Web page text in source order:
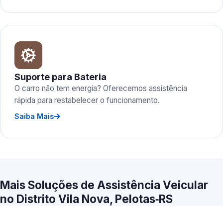
Suporte para Bateria
O carro não tem energia? Oferecemos assistência
rápida para restabelecer o funcionamento.
Saiba Mais
Mais Soluções de Assistência Veicular
no Distrito Vila Nova, Pelotas‑RS